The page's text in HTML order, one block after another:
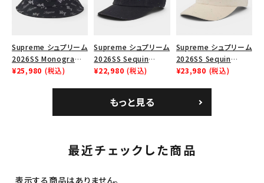
Supreme シュプリーム
2026SS Monogram
Crusher Hat モノグラ
¥25,980 (税込)
Supreme シュプリーム
2026SS Sequin
Denim Classic Logo
6パネルキャップ インデ
ィゴ
¥22,980 (税込)
Supreme シュプリーム
2026SS Sequin
Denim Classic Logo
6パネルキャップ ナチュ
ラル
¥23,980 (税込)
もっと見る
最近チェックした商品
表示する商品はありません。